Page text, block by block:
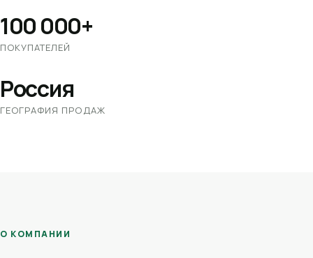
100 000+
ПОКУПАТЕЛЕЙ
Россия
ГЕОГРАФИЯ ПРОДАЖ
О КОМПАНИИ